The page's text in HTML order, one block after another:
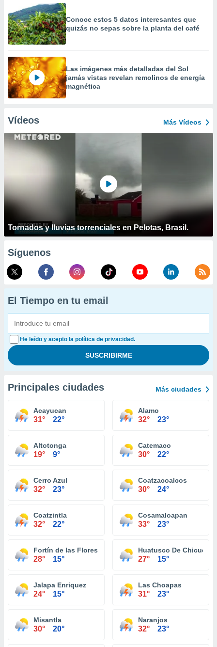
Conoce estos 5 datos interesantes que
quizás no sepas sobre la planta del café
Las imágenes más detalladas del Sol
jamás vistas revelan remolinos de energía
magnética
Vídeos Más Vídeos
Tornados y lluvias torrenciales en Pelotas, Brasil.
Síguenos
El Tiempo en tu email
He leído y acepto la política de privacidad.
Principales ciudades Más ciudades
Acayucan
31° 22°
Alamo
32° 23°
Altotonga
19° 9°
Catemaco
30° 22°
Cerro Azul
32° 23°
Coatzacoalcos
30° 24°
Coatzintla
32° 22°
Cosamaloapan
33° 23°
Fortín de las Flores
28° 15°
Huatusco De Chicuellar
27° 15°
Jalapa Enriquez
24° 15°
Las Choapas
31° 23°
Misantla
30° 20°
Naranjos
32° 23°